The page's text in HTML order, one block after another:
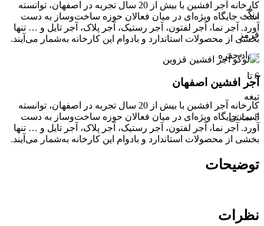
رنگ
قرمز
تعداد حفره
6 تا
تیغه
5 سانتی
کارخانه آجر افشین با بیش از 20 سال تجربه در اصفهان، توانسته
است جایگاه ویژه‌ای در میان فعالان حوزه ساخت‌وساز به دست
آورد. آجر نما، آجر لفتون، آجر رستیک، آجر پلاک، آجر تایل و … تنها
بخشی از محصولات استاندارد و بادوام این کارخانه به‌شمار می‌آیند.
آجر افشین اصفهان
کارخانه آجر افشین با بیش از 20 سال تجربه در اصفهان، توانسته
است جایگاه ویژه‌ای در میان فعالان حوزه ساخت‌وساز به دست
آورد. آجر نما، آجر لفتون، آجر رستیک، آجر پلاک، آجر تایل و … تنها
بخشی از محصولات استاندارد و بادوام این کارخانه به‌شمار می‌آیند.
توضیحات
نظرات